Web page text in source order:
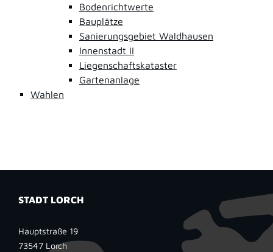
Bodenrichtwerte
Bauplätze
Sanierungsgebiet Waldhausen
Innenstadt II
Liegenschaftskataster
Gartenanlage
Wahlen
STADT LORCH
Hauptstraße 19
73547 Lorch